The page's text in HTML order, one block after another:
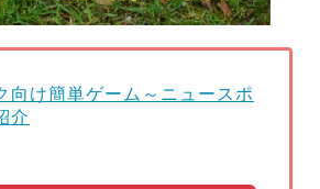
向け簡単ゲーム～ニュースポ
介